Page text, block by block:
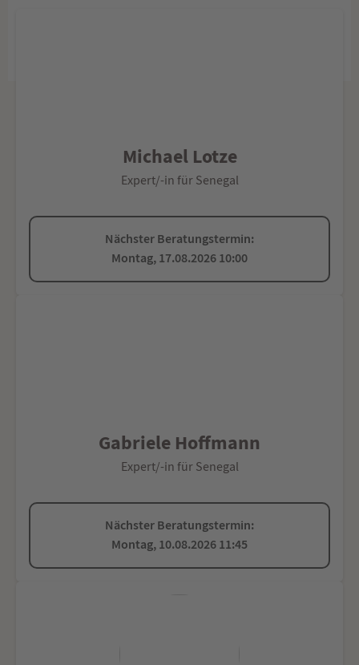
Michael Lotze
Expert/-in für Senegal
Nächster Beratungstermin:
Montag, 17.08.2026 10:00
Gabriele Hoffmann
Expert/-in für Senegal
Nächster Beratungstermin:
Montag, 10.08.2026 11:45